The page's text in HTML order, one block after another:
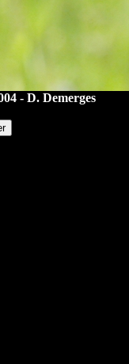
- D. Demerges